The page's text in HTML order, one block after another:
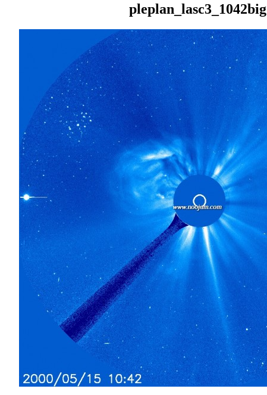
pleplan_lasc3_1042big